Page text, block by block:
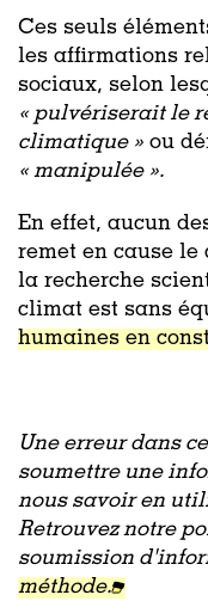
Ces seuls
les affirmations
sociaux, selon
« pulvériserait le
climatique » ou
« manipulée ».
En effet, aucun
remet en cause
la recherche
climat est sans
humaines en
Une erreur dans
soumettre une
nous savoir en
Retrouvez notre
soumission
méthode.